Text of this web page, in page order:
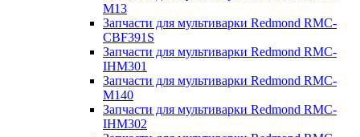
M13
Запчасти для мультиварки Redmond RMC-
CBF391S
Запчасти для мультиварки Redmond RMC-
IHM301
Запчасти для мультиварки Redmond RMC-
M140
Запчасти для мультиварки Redmond RMC-
IHM302